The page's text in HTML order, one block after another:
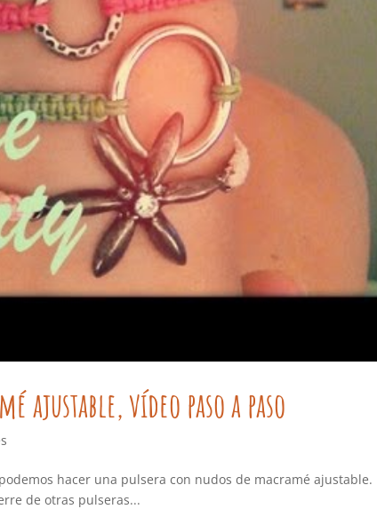
ajustable, vídeo paso a paso
hacer una pulsera con nudos de macramé ajustable.
de otras pulseras...